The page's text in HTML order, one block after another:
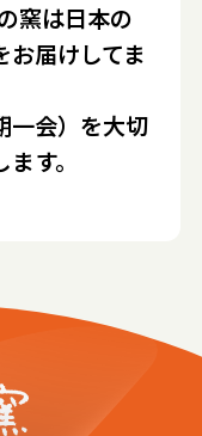
窯は日本の
お届けしてま
一会）を大切
す。